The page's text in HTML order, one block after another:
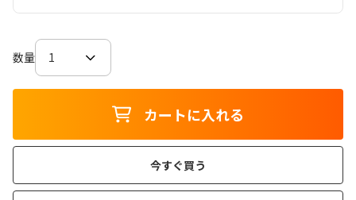
数量
カートに入れる
今すぐ買う